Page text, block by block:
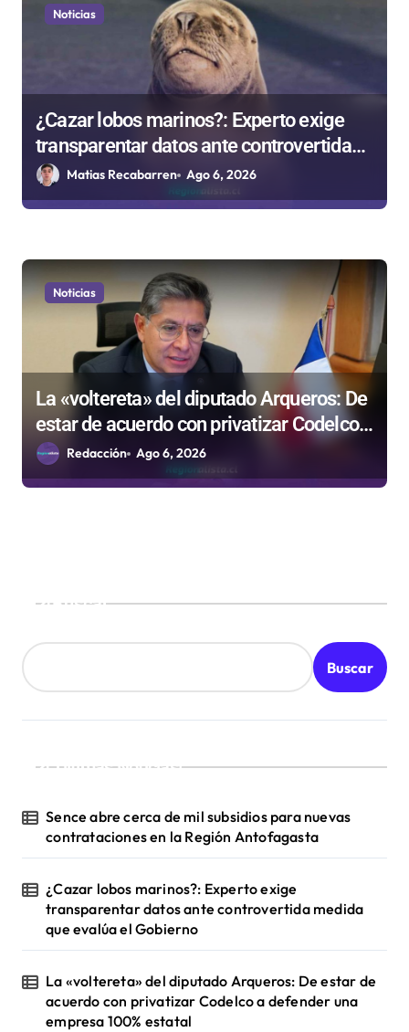
Noticias
¿Cazar lobos marinos?: Experto exige
transparentar datos ante controvertida
medida que evalúa el Gobierno
Matias Recabarren Ago 6, 2026
Noticias
La «voltereta» del diputado Arqueros: De
estar de acuerdo con privatizar Codelco a
defender una empresa 100% estatal
Redacción Ago 6, 2026
Buscar
Buscar
¡Ultimas Noticias!
Sence abre cerca de mil subsidios para nuevas
contrataciones en la Región Antofagasta
¿Cazar lobos marinos?: Experto exige
transparentar datos ante controvertida medida
que evalúa el Gobierno
La «voltereta» del diputado Arqueros: De estar de
acuerdo con privatizar Codelco a defender una
empresa 100% estatal